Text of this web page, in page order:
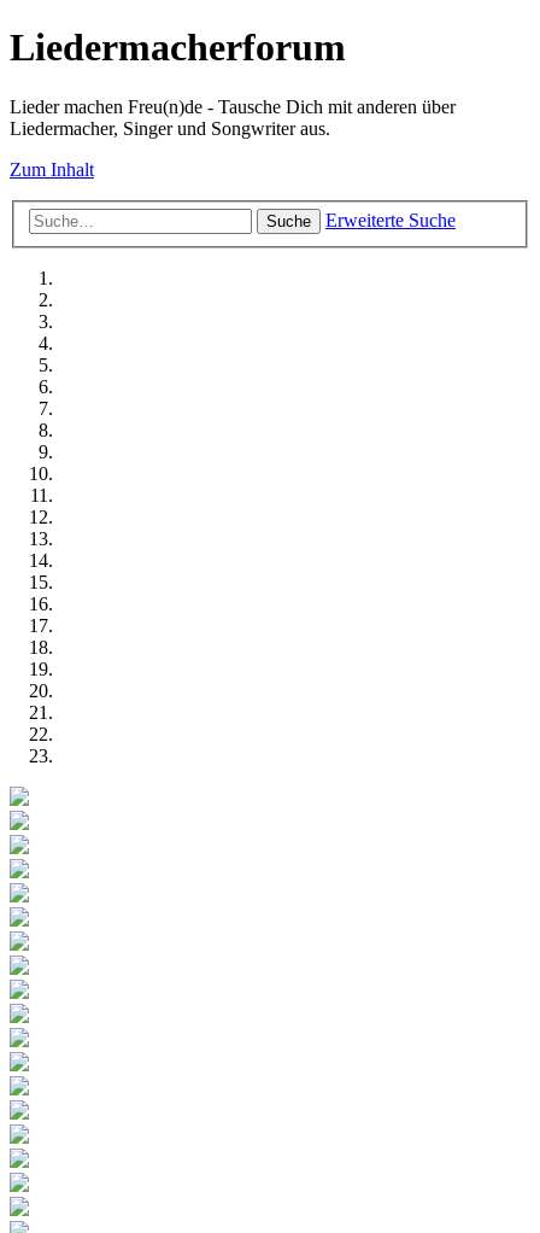
Liedermacherforum
Lieder machen Freu(n)de - Tausche Dich mit anderen über
Liedermacher, Singer und Songwriter aus.
Zum Inhalt
Suche Erweiterte Suche